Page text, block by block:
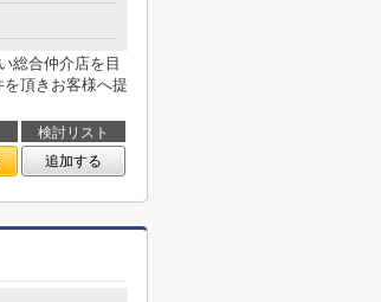
総合仲介店を目
頂きお客様へ提
検討リスト
追加する